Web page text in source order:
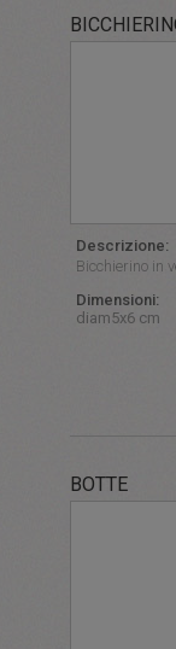
Descrizione:
Bicchierino in
Dimensioni:
diam5x6 cm
BOTTE